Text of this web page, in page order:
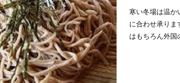
寒い冬場は温
に合わせ承り
はもちろん外国